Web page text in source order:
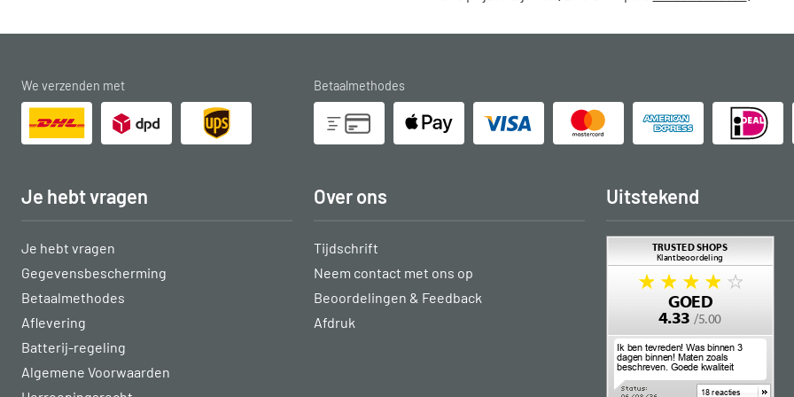
We verzenden met Betaalmethodes
Je hebt vragen
Je hebt vragen
Gegevensbescherming
Betaalmethodes
Aflevering
Batterij-regeling
Algemene Voorwaarden
Over ons
Tijdschrift
Neem contact met ons op
Beoordelingen & Feedback
Afdruk
Uitstekend